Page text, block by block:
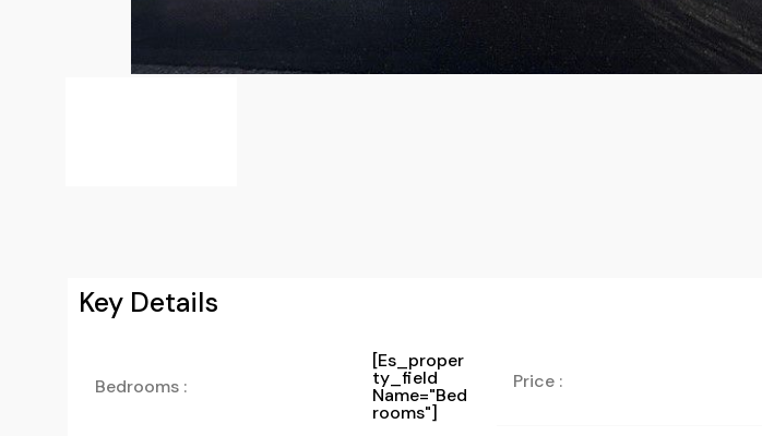
Key Details
Bedrooms :
[es_proper
Ty_field
Name="bed
Rooms"]
Price :